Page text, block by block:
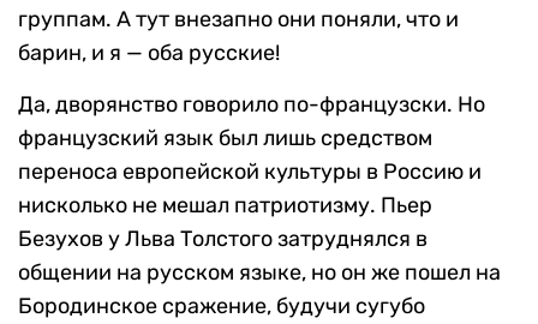
группам. А тут внезапно они поняли, что и
барин, и я — оба русские!
Да, дворянство говорило по-французски. Но
французский язык был лишь средством
переноса европейской культуры в Россию и
нисколько не мешал патриотизму. Пьер
Безухов у Льва Толстого затруднялся в
общении на русском языке, но он же пошел на
Бородинское сражение, будучи сугубо